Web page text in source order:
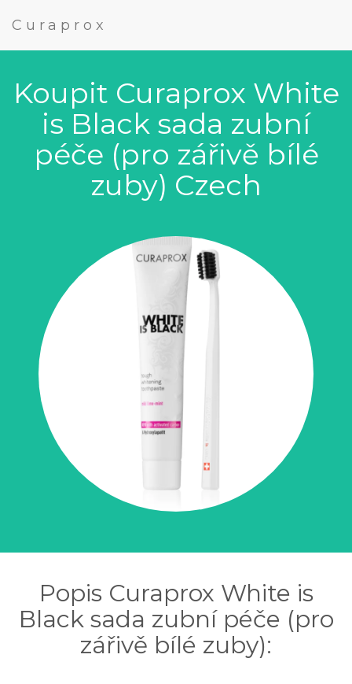
Curaprox
Koupit Curaprox White
is Black sada zubní
péče (pro zářivě bílé
zuby) Czech
Popis Curaprox White is
Black sada zubní péče (pro
zářivě bílé zuby):